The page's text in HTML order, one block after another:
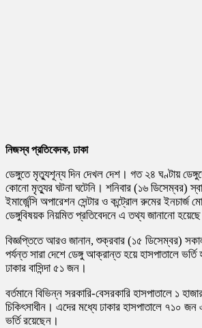
নিজস্ব প্রতিবেদক, ঢাকা
ডেঙ্গুতে মৃত্যুশূন্য দিন দেখল দেশ। গত ২৪ ঘণ্টায়
কোনো মৃত্যুর ঘটনা ঘটেনি। শনিবার (১৬ ডিসেম্বর)
ইমার্জেন্সি অপারেশন সেন্টার ও কন্ট্রোল রুমের
ডেঙ্গুবিষয়ক নিয়মিত প্রতিবেদনে এ তথ্য জানানো
বিজ্ঞপ্তিতে আরও জানান, শুক্রবার (১৫ ডিসেম্বর)
পর্যন্ত সারা দেশে ডেঙ্গু আক্রান্ত হয়ে হাসপাতালে
ঢাকার বাসিন্দা ৫১ জন।
বর্তমানে বিভিন্ন সরকারি-বেসরকারি হাসপাতালে ১
চিকিৎসাধীন। এদের মধ্যে ঢাকার হাসপাতালে ৭১০ জন
ভর্তি রয়েছেন।